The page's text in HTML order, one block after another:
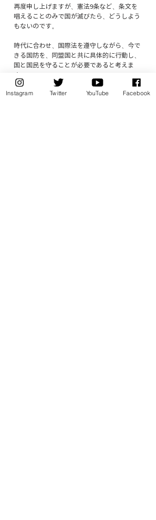
再度申し上げますが、憲法9条など、条文を
唱えることのみで国が滅びたら、どうしよう
もないのです。
時代に合わせ、国際法を遵守しながら、今で
きる国防を、同盟国と共に具体的に行動し、
国と国民を守ることが必要であると考えま
す。
よって、私、自由民主党　辻村ともこは、本
Instagram Twitter YouTube Facebook